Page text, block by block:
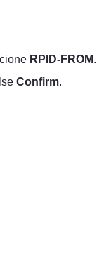
RPID-FROM.
Confirm.